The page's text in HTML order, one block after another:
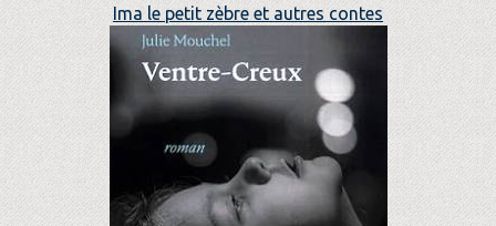
Ima le petit zèbre et autres contes